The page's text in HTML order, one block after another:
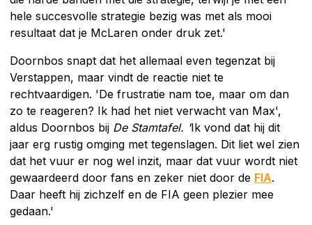
hele succesvolle strategie bezig was met als mooi
resultaat dat je McLaren onder druk zet.'
Doornbos snapt dat het allemaal even tegenzat bij
Verstappen, maar vindt de reactie niet te
rechtvaardigen. 'De frustratie nam toe, maar om dan
zo te reageren? Ik had het niet verwacht van Max',
aldus Doornbos bij De Stamtafel. 'Ik vond dat hij dit
jaar erg rustig omging met tegenslagen. Dit liet wel zien
dat het vuur er nog wel inzit, maar dat vuur wordt niet
gewaardeerd door fans en zeker niet door de FIA.
Daar heeft hij zichzelf en de FIA geen plezier mee
gedaan.'